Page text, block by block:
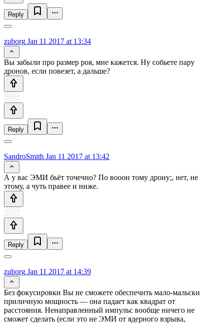
Reply
zuborg Jan 11 2017 at 13:34
Вы забыли про размер роя, мне кажется. Ну собьете пару
дронов, если повезет, а дальше?
Reply
SandroSmith Jan 11 2017 at 13:42
А у вас ЭМИ бьёт точечно? По вооон тому дрону;, нет, не
этому, а чуть правее и ниже.
Reply
zuborg Jan 11 2017 at 14:39
Без фокусировки Вы не сможете обеспечить мало-мальски
приличную мощность — она падает как квадрат от
расстояния. Ненаправленный импульс вообще ничего не
сможет сделать (если это не ЭМИ от ядерного взрыва,